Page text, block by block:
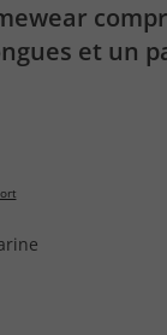
et un